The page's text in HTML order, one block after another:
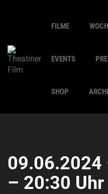
FILME
EVENTS
SHOP
09.06.2024
– 20:30 Uhr